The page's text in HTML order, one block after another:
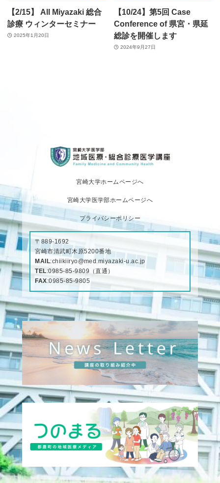
【2/15】 All Miyazaki 総合
診療 ウィンターセミナー
2025年1月20日
【10/24】第5回 Case
Conference of 県宮・県延
総診を開催します
2024年9月27日
宮崎大学ホームページへ
宮崎大学医学部ホームページへ
プライバシーポリシー
〒889-1692
宮崎市清武町木原5200番地
MAIL:chiikiiryo@med.miyazaki-u.ac.jp
TEL:0985-85-9809 （直通）
FAX:0985-85-9805